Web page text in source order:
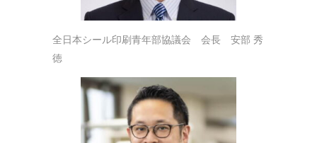
全日本シール印刷青年部協議会 会長 安部 秀
徳